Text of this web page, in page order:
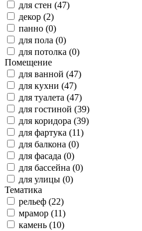
для стен (47)
декор (2)
панно (0)
для пола (0)
для потолка (0)
Помещение
для ванной (47)
для кухни (47)
для туалета (47)
для гостиной (39)
для коридора (39)
для фартука (11)
для балкона (0)
для фасада (0)
для бассейна (0)
для улицы (0)
Тематика
рельеф (22)
мрамор (11)
камень (10)